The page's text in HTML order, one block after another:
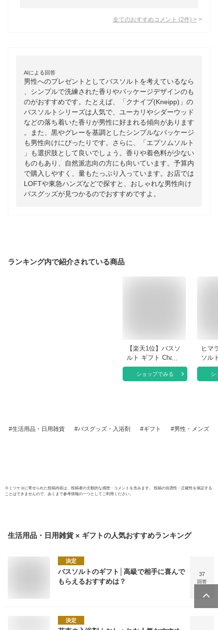
全てのおすすめコメント (2件) >
AIによる回答
男性へのプレゼントとしてバスソルトを考えているなら
、シンプルで洗練された香りやパッケージデザインのも
のがおすすめです。たとえば、「クナイプ(Kneipp)」の
バスソルトシリーズは人気で、ユーカリやシダーウッド
などの落ち着いた香りが男性に好まれる傾向があります
。また、黒やグレーを基調としたシンプルなパッケージ
も男性向けにぴったりです。さらに、「エプソムソルト
」も選択肢として良いでしょう。香りや着色料が少ない
ものもあり、自然派志向の方にも向いています。予算内
で購入しやすく、量もたっぷり入っています。お店では
LOFTや東急ハンズなどで探すと、おしゃれな男性向け
バスグッズが見つかるのでおすすめですよ。
ランキング内で紹介されている商品
【楽天1位】バスソ
ルト ギフト Chapon
チャポン 4本 ギフ
トセット お中元 高
クス プチギフト お
ショップでみる
ヒマ
ソル
レッ
ゼン
シ
生活用品・日用雑貨 バスグッズ・入浴剤 ギフト 男性・メンズ
※ ミツケヨに寄せられた投稿内容は、投稿者の主観的な感想・コメントを含みます。 投稿の信憑性・正確性を保証する
ことはできませんので、あくまで参考情報の一つとしてご利用ください。
生活用品・日用雑貨 × ギフトの人気おすすめランキング
決定
バスソルトのギフト│高級で相手に喜んで
もらえるおすすめは？
37
回答
決定